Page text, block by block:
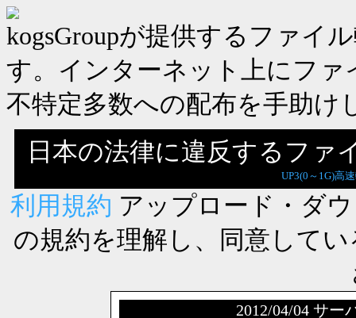
kogsGroupが提供するファイ
す。インターネット上にフ
不特定多数への配布を手助け
日本の法律に違反するファ
UP3(0～1G)高
利用規約 アップロード・ダ
の規約を理解し、同意して
2012/04/04 サー